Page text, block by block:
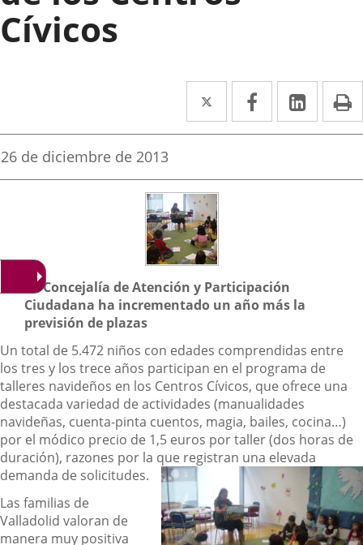
Cívicos
Twitter
Enlace
a
aplicación
externa.
Facebook
Enlace
a
aplicación
Enlace
a
Fecha
la
26 de diciembre de 2013
Descripción
La Concejalía de Atención y Participación
Ciudadana ha incrementado un año más la
previsión de plazas
Un total de 5.472 niños con edades comprendidas entre
los tres y los trece años participan en el programa de
talleres navideños en los Centros Cívicos, que ofrece una
destacada variedad de actividades (manualidades
navideñas, cuenta-pinta cuentos, magia, bailes, cocina…)
por el módico precio de 1,5 euros por taller (dos horas de
duración), razones por la que registran una elevada
demanda de solicitudes.
Las familias de
Valladolid valoran de
manera muy positiva